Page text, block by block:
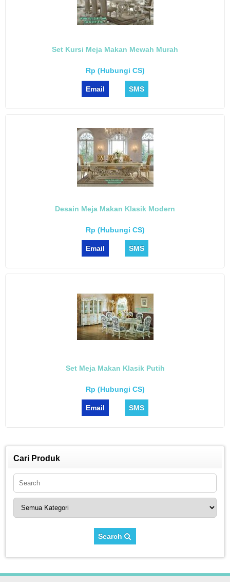
Set Kursi Meja Makan Mewah Murah
Rp (Hubungi CS)
Email SMS
Desain Meja Makan Klasik Modern
Rp (Hubungi CS)
Email SMS
Set Meja Makan Klasik Putih
Rp (Hubungi CS)
Email SMS
Cari Produk
Search